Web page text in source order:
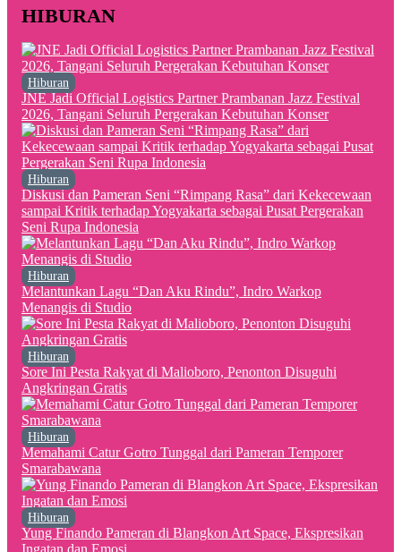
HIBURAN
Hiburan
JNE Jadi Official Logistics Partner Prambanan Jazz Festival
2026, Tangani Seluruh Pergerakan Kebutuhan Konser
Hiburan
Diskusi dan Pameran Seni “Rimpang Rasa” dari Kekecewaan
sampai Kritik terhadap Yogyakarta sebagai Pusat Pergerakan
Seni Rupa Indonesia
Hiburan
Melantunkan Lagu “Dan Aku Rindu”, Indro Warkop
Menangis di Studio
Hiburan
Sore Ini Pesta Rakyat di Malioboro, Penonton Disuguhi
Angkringan Gratis
Hiburan
Memahami Catur Gotro Tunggal dari Pameran Temporer
Smarabawana
Hiburan
Yung Finando Pameran di Blangkon Art Space, Ekspresikan
Ingatan dan Emosi